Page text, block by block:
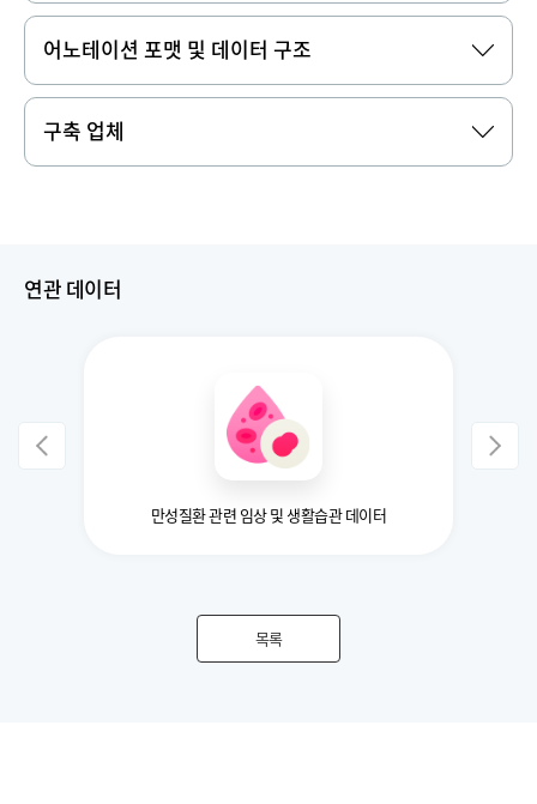
어노테이션 포맷 및 데이터 구조
구축 업체
연관 데이터
만성질환 관련 임상 및 생활습관 데이터
목록